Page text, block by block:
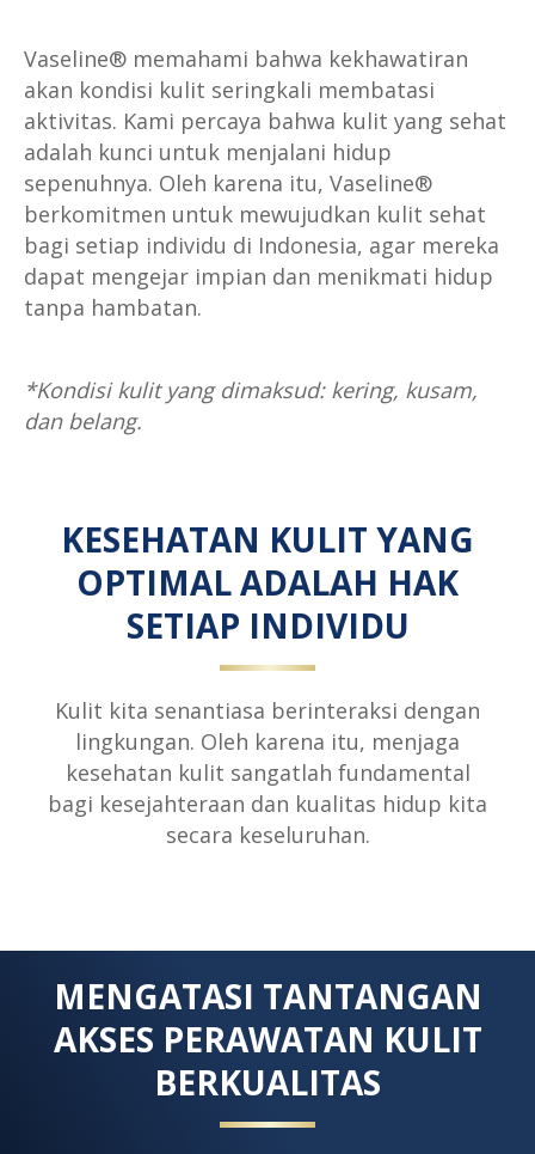
Vaseline® memahami bahwa kekhawatiran
akan kondisi kulit seringkali membatasi
aktivitas. Kami percaya bahwa kulit yang sehat
adalah kunci untuk menjalani hidup
sepenuhnya. Oleh karena itu, Vaseline®
berkomitmen untuk mewujudkan kulit sehat
bagi setiap individu di Indonesia, agar mereka
dapat mengejar impian dan menikmati hidup
tanpa hambatan.
*Kondisi kulit yang dimaksud: kering, kusam,
dan belang.
KESEHATAN KULIT YANG
OPTIMAL ADALAH HAK
SETIAP INDIVIDU
Kulit kita senantiasa berinteraksi dengan
lingkungan. Oleh karena itu, menjaga
kesehatan kulit sangatlah fundamental
bagi kesejahteraan dan kualitas hidup kita
secara keseluruhan.
MENGATASI TANTANGAN
AKSES PERAWATAN KULIT
BERKUALITAS